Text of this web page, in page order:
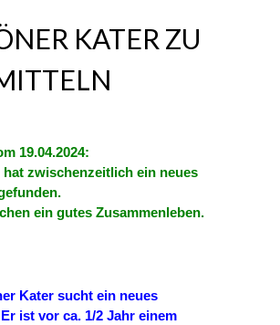
KATER ZU
19.04.2024:
hat zwischenzeitlich ein neues
ein gutes Zusammenleben.
Kater sucht ein neues
ist vor ca. 1/2 Jahr einem